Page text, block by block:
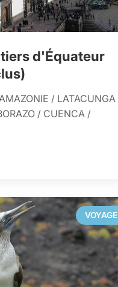
d'Équateur
/ LATACUNGA
/ CUENCA /
VOYAGE